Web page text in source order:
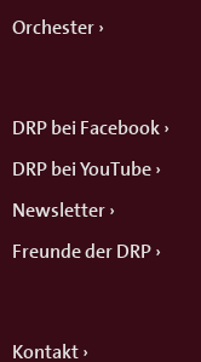
Orchester
DRP bei Facebook
DRP bei YouTube
Newsletter
Freunde der DRP
Kontakt